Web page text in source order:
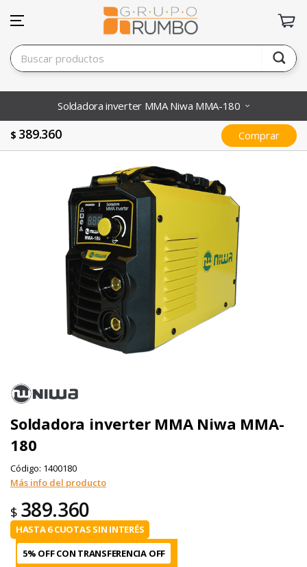
Soldadora inverter MMA Niwa MMA-180
Comprar
$ 389.360
Soldadora inverter MMA Niwa MMA-
180
Código: 1400180
Más info del producto
$ 389.360
HASTA 6 CUOTAS SIN INTERÉS
5% OFF CON TRANSFERENCIA